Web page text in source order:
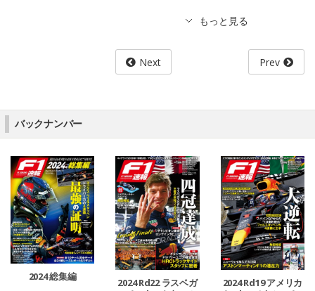
Next Prev
バックナンバー
2024 総集編
2024 Rd22 ラスベガ
2024 Rd19 アメリカ